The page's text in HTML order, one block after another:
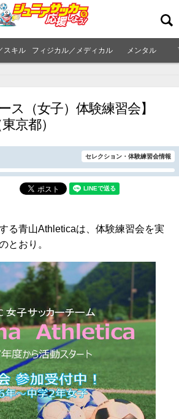
スキル フィジカル／メディカル メンタル
ス（女子）体験練習会】
京都）
セレクション・体験練習会情報
る青山Athleticaは、体験練習会を実
とおり。